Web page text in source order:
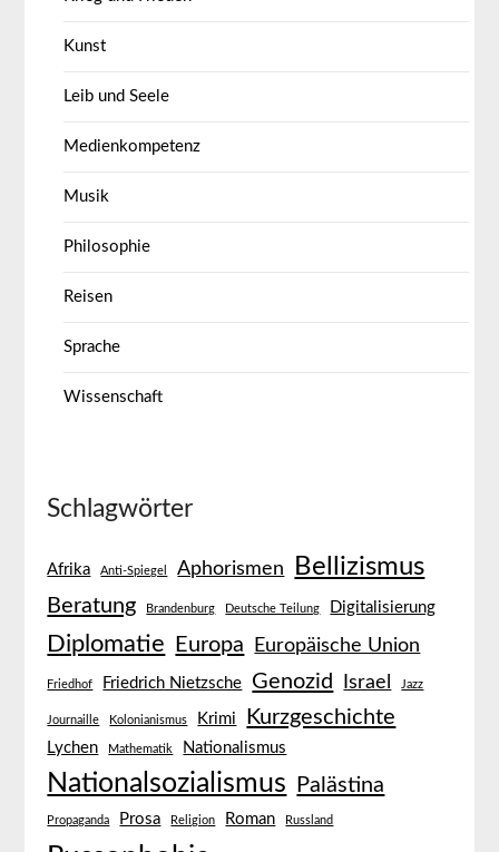
Kunst
Leib und Seele
Medienkompetenz
Musik
Philosophie
Reisen
Sprache
Wissenschaft
Schlagwörter
Afrika Anti-Spiegel Aphorismen Bellizismus
Beratung Brandenburg Deutsche Teilung Digitalisierung
Diplomatie Europa Europäische Union
Friedhof Friedrich Nietzsche Genozid Israel Jazz
Journaille Kolonianismus Krimi Kurzgeschichte
Lychen Mathematik Nationalismus
Nationalsozialismus Palästina
Propaganda Prosa Religion Roman Russland